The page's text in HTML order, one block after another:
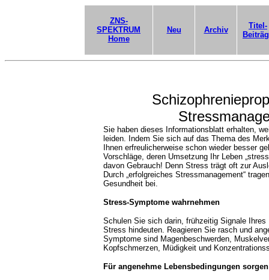
ZNS-
SPEKTRUM
Home
Neu Archiv
Titel-
Sie haben dieses Informationsblatt erhalten,
leiden. Indem Sie sich auf das Thema des
Ihnen erfreulicherweise schon wieder besser
Vorschläge, deren Umsetzung Ihr Leben
davon Gebrauch! Denn Stress trägt oft zur
Durch „erfolgreiches Stressmanagement“
Gesundheit bei.
Stress-Symptome wahrnehmen
Schulen Sie sich darin, frühzeitig Signale Ihres
Stress hindeuten. Reagieren Sie rasch und
Symptome sind Magenbeschwerden,
Kopfschmerzen, Müdigkeit und
Für angenehme Lebensbedingungen sorgen